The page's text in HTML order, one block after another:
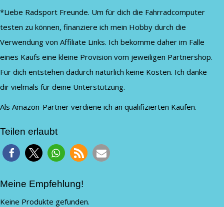
*Liebe Radsport Freunde. Um für dich die Fahrradcomputer
testen zu können, finanziere ich mein Hobby durch die
Verwendung von Affiliate Links. Ich bekomme daher im Falle
eines Kaufs eine kleine Provision vom jeweiligen Partnershop.
Für dich entstehen dadurch natürlich keine Kosten. Ich danke
dir vielmals für deine Unterstützung.
Als Amazon-Partner verdiene ich an qualifizierten Käufen.
Teilen erlaubt
Meine Empfehlung!
Keine Produkte gefunden.